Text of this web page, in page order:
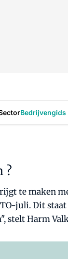
Bedrijvengids
?
te maken
juli. Dit
stelt Harm